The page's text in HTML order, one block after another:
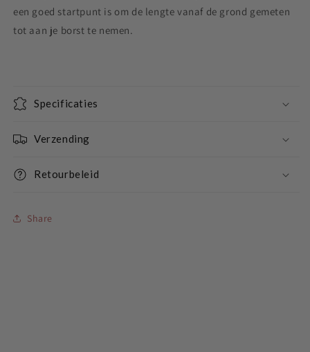
een goed startpunt is om de lengte vanaf de grond gemeten
tot aan je borst te nemen.
Specificaties
Verzending
Retourbeleid
Share